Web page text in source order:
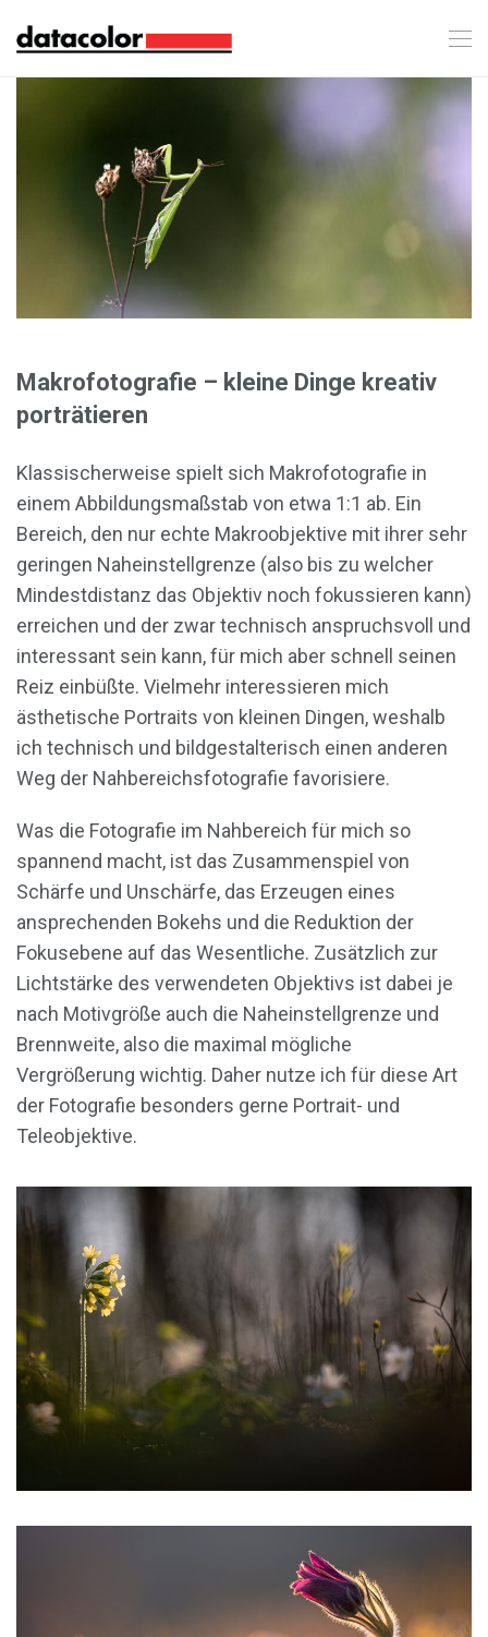
Makrofotografie – kleine Dinge kreativ
porträtieren
Klassischerweise spielt sich Makrofotografie in
einem Abbildungsmaßstab von etwa 1:1 ab. Ein
Bereich, den nur echte Makroobjektive mit ihrer sehr
geringen Naheinstellgrenze (also bis zu welcher
Mindestdistanz das Objektiv noch fokussieren kann)
erreichen und der zwar technisch anspruchsvoll und
interessant sein kann, für mich aber schnell seinen
Reiz einbüßte. Vielmehr interessieren mich
ästhetische Portraits von kleinen Dingen, weshalb
ich technisch und bildgestalterisch einen anderen
Weg der Nahbereichsfotografie favorisiere.
Was die Fotografie im Nahbereich für mich so
spannend macht, ist das Zusammenspiel von
Schärfe und Unschärfe, das Erzeugen eines
ansprechenden Bokehs und die Reduktion der
Fokusebene auf das Wesentliche. Zusätzlich zur
Lichtstärke des verwendeten Objektivs ist dabei je
nach Motivgröße auch die Naheinstellgrenze und
Brennweite, also die maximal mögliche
Vergrößerung wichtig. Daher nutze ich für diese Art
der Fotografie besonders gerne Portrait- und
Teleobjektive.